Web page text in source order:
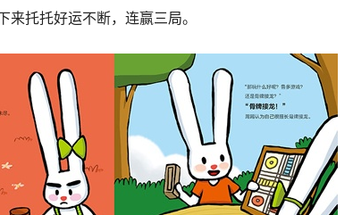
托托好运不断，连赢三局。